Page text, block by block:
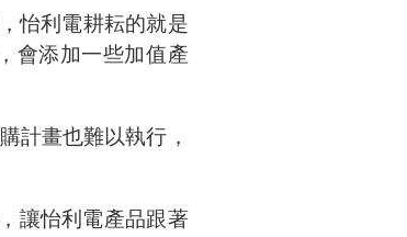
怡利電耕耘的就是
會添加一些加值產
計畫也難以執行，
讓怡利電產品跟著